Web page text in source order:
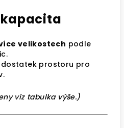
kapacita
velikostech podle
prostoru pro
viz tabulka výše.)